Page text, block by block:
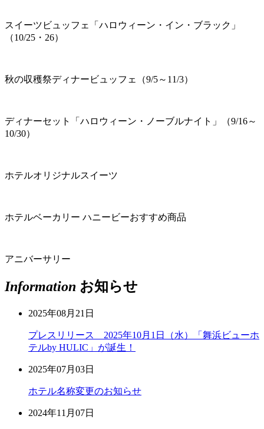
スイーツビュッフェ「ハロウィーン・イン・ブラック」
（10/25・26）
秋の収穫祭ディナービュッフェ（9/5～11/3）
ディナーセット「ハロウィーン・ノーブルナイト」（9/16～
10/30）
ホテルオリジナルスイーツ
ホテルベーカリー ハニービーおすすめ商品
アニバーサリー
Information お知らせ
2025年08月21日
プレスリリース 2025年10月1日（水）「舞浜ビューホ
テルby HULIC」が誕生！
2025年07月03日
ホテル名称変更のお知らせ
2024年11月07日